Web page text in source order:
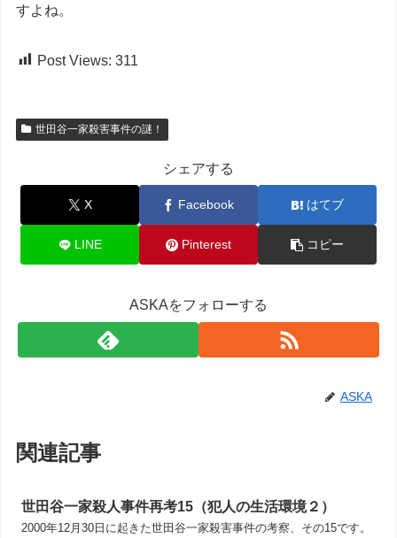
すよね。
Post Views: 311
世田谷一家殺害事件の謎！
シェアする
X Facebook はてブ
LINE Pinterest コピー
ASKAをフォローする
ASKA
関連記事
世田谷一家殺人事件再考15（犯人の生活環境２）
2000年12月30日に起きた世田谷一家殺害事件の考察、その15です。